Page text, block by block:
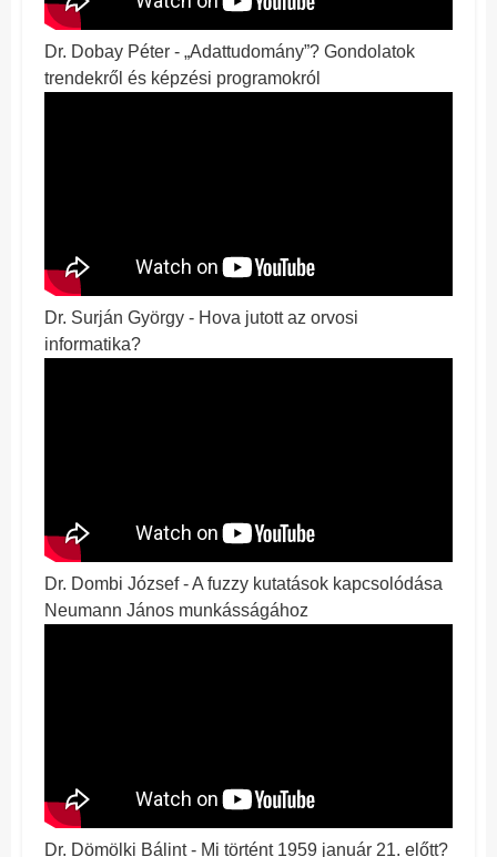
Dr. Dobay Péter - „Adattudomány”? Gondolatok
trendekről és képzési programokról
Dr. Surján György - Hova jutott az orvosi
informatika?
Dr. Dombi József - A fuzzy kutatások kapcsolódása
Neumann János munkásságához
Dr. Dömölki Bálint - Mi történt 1959 január 21. előtt?